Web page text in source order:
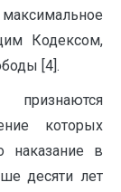
Кодексом,
[4].
которых
наказание в
десяти лет